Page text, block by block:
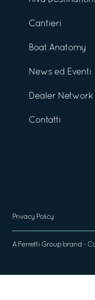
Cantieri
Boat Anatomy
News ed Eventi
Dealer Network
Contatti
Privacy Policy
A Ferretti Group brand -